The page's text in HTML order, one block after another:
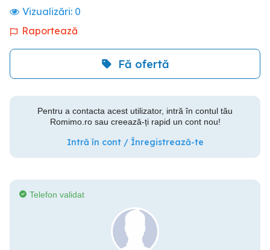
Vizualizări: 0
Raportează
Fă ofertă
Pentru a contacta acest utilizator, intră în contul tău
Romimo.ro sau creează-ți rapid un cont nou!
Intră în cont / Înregistrează-te
Telefon validat